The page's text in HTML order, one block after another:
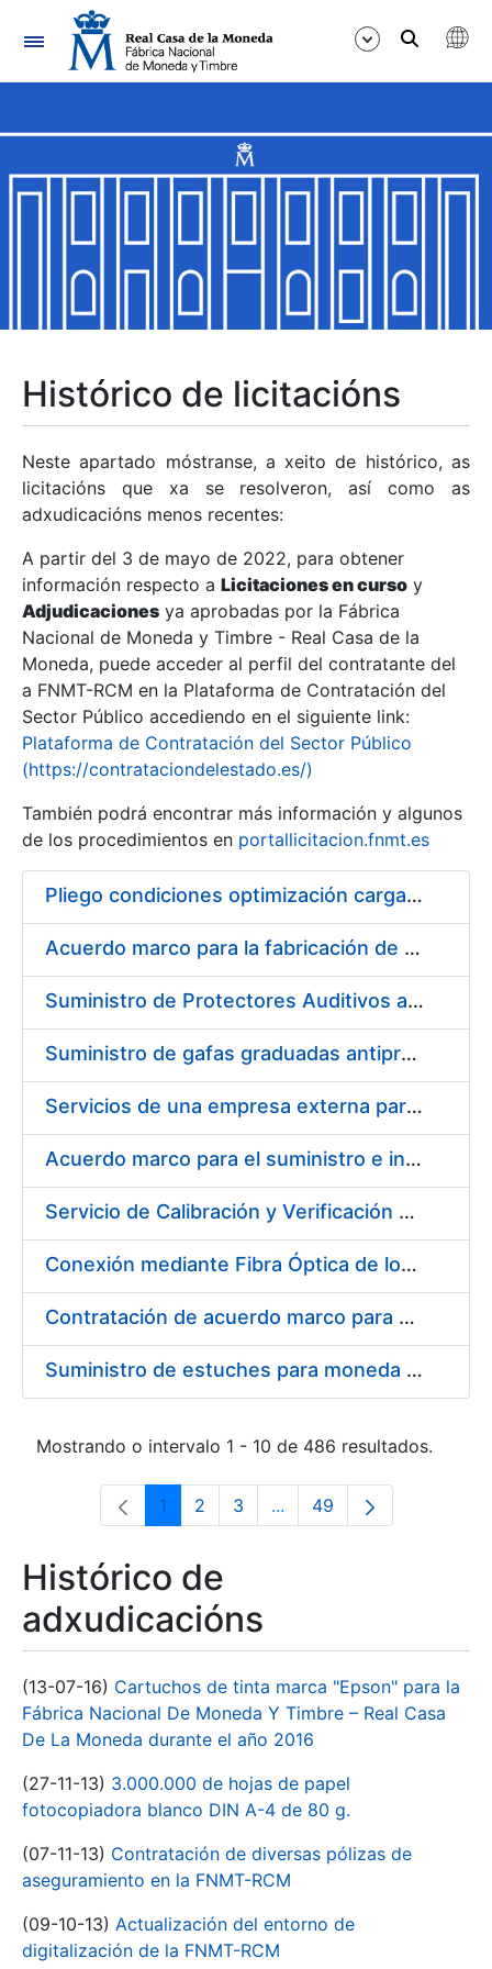
Navegación
Mostrar/Ocultar
Mostrar/Ocultar
Mostrar/Ocultar
Mostrar/Ocultar
Mostrar/Ocultar
Mostrar/Ocultar
Mostrar/Ocultar
Histórico de licitacións
Neste apartado móstranse, a xeito de histórico, as
licitacións que xa se resolveron, así como as
adxudicacións menos recentes:
A partir del 3 de mayo de 2022, para obtener
información respecto a Licitaciones en curso y
Adjudicaciones ya aprobadas por la Fábrica
Nacional de Moneda y Timbre - Real Casa de la
Moneda, puede acceder al perfil del contratante del
a FNMT-RCM en la Plataforma de Contratación del
Sector Público accediendo en el siguiente link:
Plataforma de Contratación del Sector Público
(https://contrataciondelestado.es/)
También podrá encontrar más información y algunos
de los procedimientos en portallicitacion.fnmt.es
Pliego condiciones optimización cargas compras firmado
Acuerdo marco para la fabricación de piezas
Suministro de Protectores Auditivos a medida para las personas trabajadoras de los Centros de Trabajo de Madrid y Burgos
Suministro de gafas graduadas antiproyecciones para los trabajadores de la FNMT-RCM en los centros de trabajo de Madrid y Burgos
Servicios de una empresa externa para el asesoramiento y resolución de los recursos de alzada que se presentan relacionados con procesos de selección para la FNMT-RCM
Acuerdo marco para el suministro e instalación de persianas, estores y otros complementos
Servicio de Calibración y Verificación Externa de los Equipos de Medición del Servicio de Prevención de la FNMT-RCM
Conexión mediante Fibra Óptica de los Centros de Proceso de Datos (CPDs) de las sedes de la FNMT-RCM de Burgos y Madrid
Contratación de acuerdo marco para el Suministro de Material de Electricidad para la Fábrica Nacional de Moneda y Timbre-Real Casa de la Moneda en su centro de trabajo de Burgos
Suministro de estuches para moneda de 30 €
Mostrando o intervalo 1 - 10 de 486 resultados.
Páxina
1 Páxina
2 Páxina
3 ...Páxinas intermedias Use
Páxina
49
Histórico de
adxudicacións
(13-07-16) Cartuchos de tinta marca "Epson" para la
Fábrica Nacional De Moneda Y Timbre – Real Casa
De La Moneda durante el año 2016
(27-11-13) 3.000.000 de hojas de papel
fotocopiadora blanco DIN A-4 de 80 g.
(07-11-13) Contratación de diversas pólizas de
aseguramiento en la FNMT-RCM
(09-10-13) Actualización del entorno de
digitalización de la FNMT-RCM